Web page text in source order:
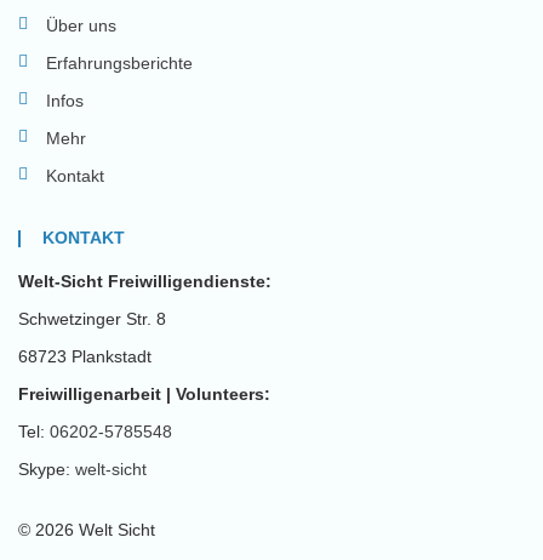
Über uns
Erfahrungsberichte
Infos
Mehr
Kontakt
KONTAKT
Welt-Sicht Freiwilligendienste:
Schwetzinger Str. 8
68723 Plankstadt
Freiwilligenarbeit | Volunteers:
Tel: 06202-5785548
Skype: welt-sicht
© 2026 Welt Sicht